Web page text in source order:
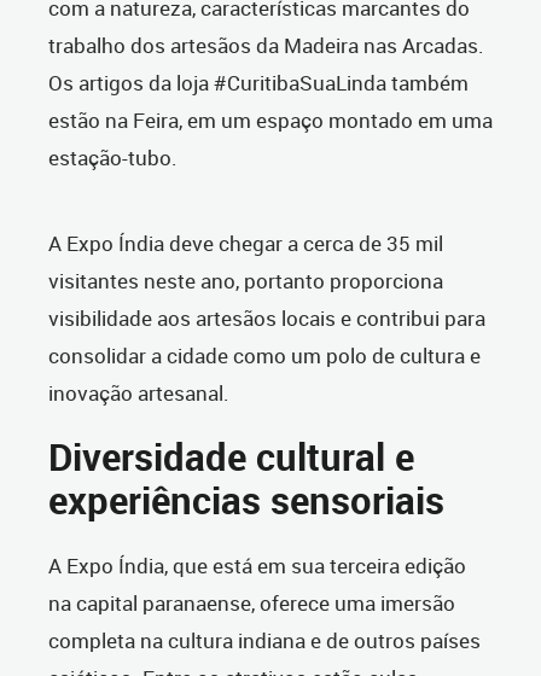
com a natureza, características marcantes do
trabalho dos artesãos da Madeira nas Arcadas.
Os artigos da loja #CuritibaSuaLinda também
estão na Feira, em um espaço montado em uma
estação-tubo.
A Expo Índia deve chegar a cerca de 35 mil
visitantes neste ano, portanto proporciona
visibilidade aos artesãos locais e contribui para
consolidar a cidade como um polo de cultura e
inovação artesanal.
Diversidade cultural e
experiências sensoriais
A Expo Índia, que está em sua terceira edição
na capital paranaense, oferece uma imersão
completa na cultura indiana e de outros países